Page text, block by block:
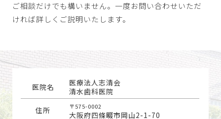
ご相談だけでも構いません。一度お問い合わせいただ
ければ詳しくご説明いたします。
医院名
医療法人志清会
清水歯科医院
住所
〒575-0002
大阪府四條畷市岡山2-1-70